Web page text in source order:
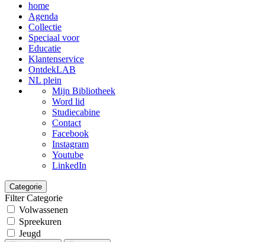
home
Agenda
Collectie
Speciaal voor
Educatie
Klantenservice
OntdekLAB
NL plein
Mijn Bibliotheek
Word lid
Studiecabine
Contact
Facebook
Instagram
Youtube
LinkedIn
Categorie
Filter Categorie
Volwassenen
Spreekuren
Jeugd